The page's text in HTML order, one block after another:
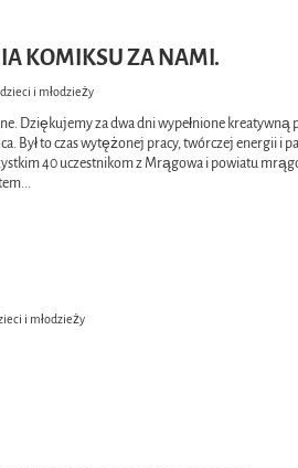
KOMIKSU ZA NAMI.
dzieci i młodzieży
Dziękujemy za dwa dni wypełnione kreatywną
Był to czas wytężonej pracy, twórczej energii i
40 uczestnikom z Mrągowa i powiatu
...
i młodzieży